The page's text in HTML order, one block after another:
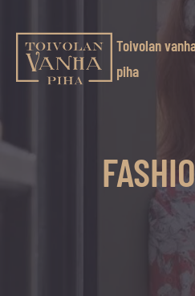
sisältöön
Toivolan vanha piha
palvelut
Toivolan
piha